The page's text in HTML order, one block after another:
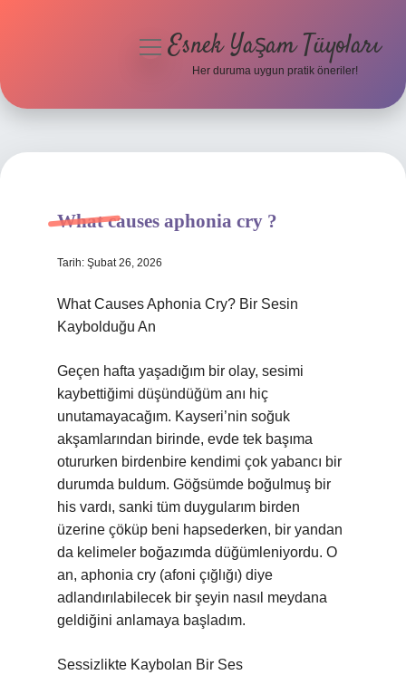
Hakkımızda
menüyüEsnek Yaşam Tüyoları
Her duruma uygun pratik öneriler!
What causes aphonia cry ?
Tarih: Şubat 26, 2026
What Causes Aphonia Cry? Bir Sesin
Kaybolduğu An
Geçen hafta yaşadığım bir olay, sesimi
kaybettiğimi düşündüğüm anı hiç
unutamayacağım. Kayseri’nin soğuk
akşamlarından birinde, evde tek başıma
otururken birdenbire kendimi çok yabancı bir
durumda buldum. Göğsümde boğulmuş bir
his vardı, sanki tüm duygularım birden
üzerine çöküp beni hapsederken, bir yandan
da kelimeler boğazımda düğümleniyordu. O
an, aphonia cry (afoni çığlığı) diye
adlandırılabilecek bir şeyin nasıl meydana
geldiğini anlamaya başladım.
Sessizlikte Kaybolan Bir Ses